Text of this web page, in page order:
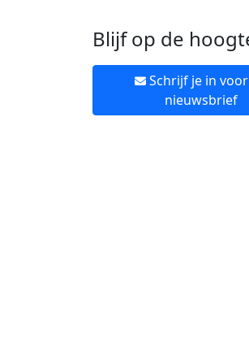
Blijf op de
Schrijf je in
nieuwsbrief